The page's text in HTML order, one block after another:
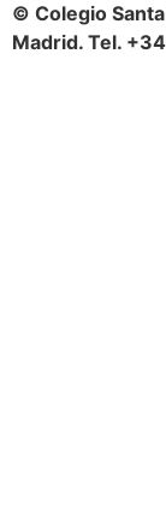
© Colegio
Madrid. Tel.